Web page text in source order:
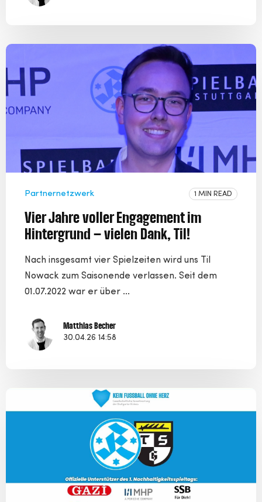
Partnernetzwerk 1 MIN READ
Vier Jahre voller Engagement im
Hintergrund – vielen Dank, Til!
Nach insgesamt vier Spielzeiten wird uns Til
Nowack zum Saisonende verlassen. Seit dem
01.07.2022 war er über ...
Matthias Becher
30.04.26 14:58